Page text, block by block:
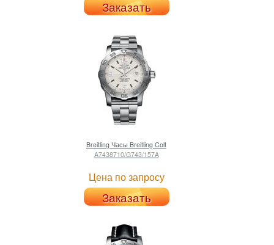
Заказать
Breitling Часы Breitling Colt
A7438710/G743/157A
Цена по запросу
Заказать